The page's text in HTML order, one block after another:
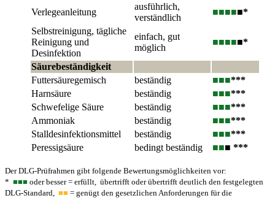
Verlegeanleitung
ausführlich,
verständlich
■■■■■*
Selbstreinigung, tägliche
Reinigung und
Desinfektion
einfach, gut
möglich
■■■■■*
Säurebeständigkeit
Futtersäuregemisch
beständig ■■■***
Harnsäure
beständig ■■■***
Schwefelige Säure
beständig ■■■***
Ammoniak
beständig ■■■***
Stalldesinfektionsmittel
beständig ■■■***
Peressigsäure
bedingt beständig ■■■ ***
Der DLG-Prüfrahmen gibt folgende Bewertungsmöglichkeiten vor:
* ■■■ oder besser = erfüllt, übertrifft oder übertrifft deutlich den festgelegten
DLG-Standard, ■■ = genügt den gesetzlichen Anforderungen für die